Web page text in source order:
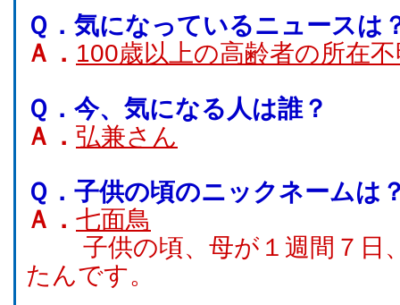
Ｑ． 気になっているニュースは
Ａ． 100歳以上の高齢者の所在
Ｑ． 今、気になる人は誰？
Ａ． 弘兼さん
Ｑ． 子供の頃のニックネームは
Ａ． 七面鳥
子供の頃、母が１週間７日
たんです。